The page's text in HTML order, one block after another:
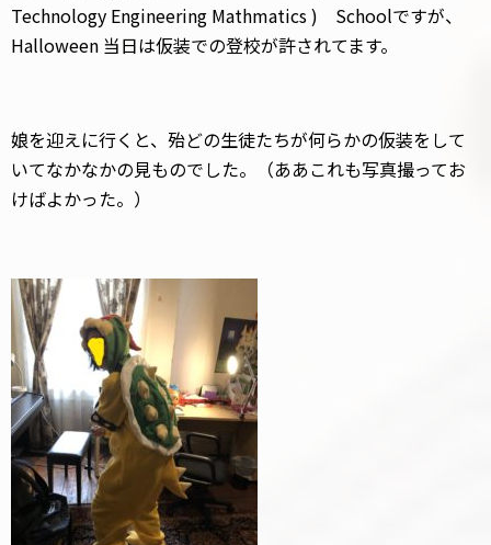
Technology Engineering Mathmatics ) Schoolですが、
Halloween 当日は仮装での登校が許されてます。
娘を迎えに行くと、殆どの生徒たちが何らかの仮装をして
いてなかなかの見ものでした。（ああこれも写真撮ってお
けばよかった。）